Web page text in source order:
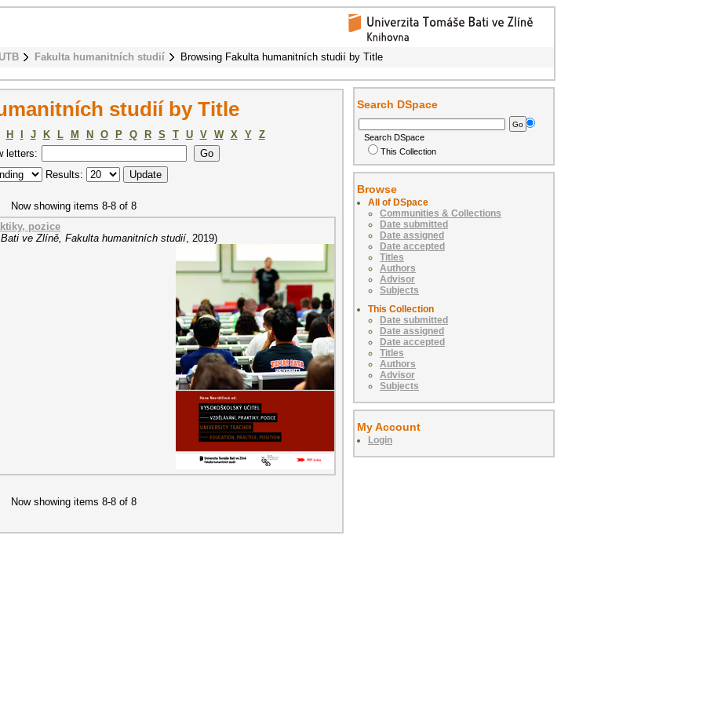
Fakulta humanitních studií Browsing Fakulta humanitních studií by Title
studií by Title
H J K L M N O P Q R S T U V W X Y
Z
letters:
Results:
Now showing items 8-8 of 8
pozice
ve Zlíně, Fakulta humanitních studií, 2019)
Now showing items 8-8 of 8
Search DSpace
Search DSpace
This Collection
Browse
All of DSpace
Communities & Collections
Date submitted
Date assigned
Date accepted
Titles
Authors
Advisor
Subjects
This Collection
Date submitted
Date assigned
Date accepted
Titles
Authors
Advisor
Subjects
My Account
Login